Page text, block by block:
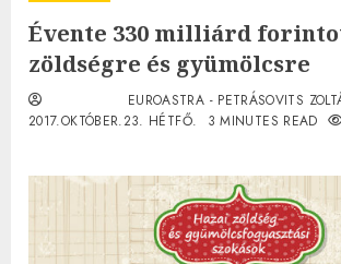
Évente 330 milliárd
zöldségre és gyümölcsre
EUROASTRA - PETRÁSOVITS
2017.OKTÓBER.23. HÉTFŐ.
3 MINUTES READ